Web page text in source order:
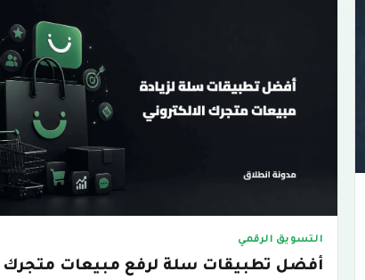
التسويق الرقمي
أفضل تطبيقات سلة لرفع مبيعات متجرك